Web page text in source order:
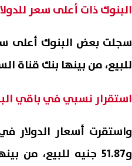
البنوك ذات أعلى سعر
للبيع، من بينها بنك
استقرار نسبي في باقي
و51.87 جنيه للبيع،